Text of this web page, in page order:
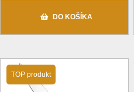
DO KOŠÍKA
TOP produkt